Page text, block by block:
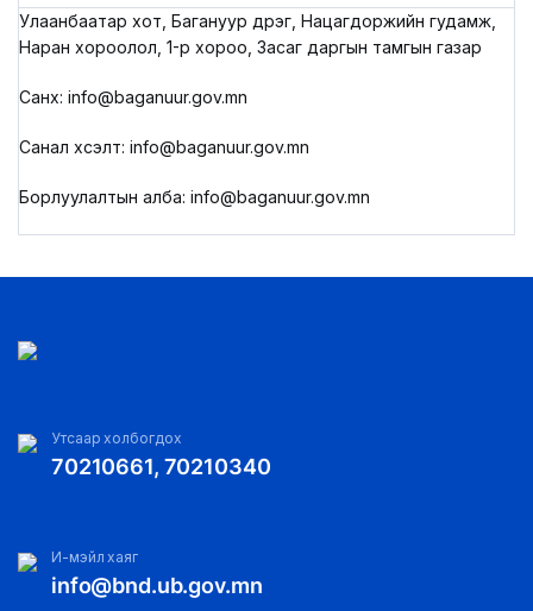
Улаанбаатар хот, Багануур дүүрэг, Нацагдоржийн гудамж,
Наран хороолол, 1-р хороо, Засаг даргын тамгын газар
Санхүү: info@baganuur.gov.mn
Санал хүсэлт: info@baganuur.gov.mn
Борлуулалтын алба: info@baganuur.gov.mn
Утсаар холбогдох
70210661, 70210340
И-мэйл хаяг
info@bnd.ub.gov.mn